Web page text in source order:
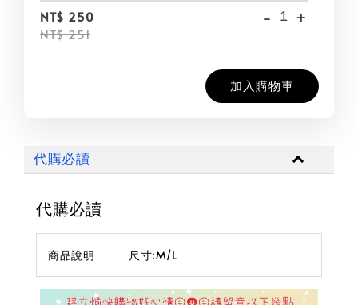
NT$ 250
NT$ 251
- +
加入購物車
代購必讀
代購必讀
商品說明 尺寸:M/L